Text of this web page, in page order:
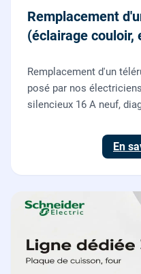
Remplacement
(éclairage couloir,
Remplacement d'un
posé par nos
silencieux 16 A neuf,
boutons poussoirs.
En